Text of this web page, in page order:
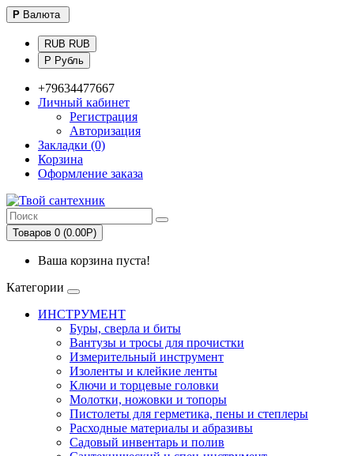
Р Валюта
RUB RUB
Р Рубль
+79634477667
Личный кабинет
Регистрация
Авторизация
Закладки (0)
Корзина
Оформление заказа
Товаров 0 (0.00Р)
Ваша корзина пуста!
Категории
ИНСТРУМЕНТ
Буры, сверла и биты
Вантузы и тросы для прочистки
Измерительный инструмент
Изоленты и клейкие ленты
Ключи и торцевые головки
Молотки, ножовки и топоры
Пистолеты для герметика, пены и степлеры
Расходные материалы и абразивы
Садовый инвентарь и полив